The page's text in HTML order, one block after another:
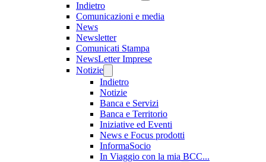
Indietro
Comunicazioni e media
News
Newsletter
Comunicati Stampa
NewsLetter Imprese
Notizie
Indietro
Notizie
Banca e Servizi
Banca e Territorio
Iniziative ed Eventi
News e Focus prodotti
InformaSocio
In Viaggio con la mia BCC...